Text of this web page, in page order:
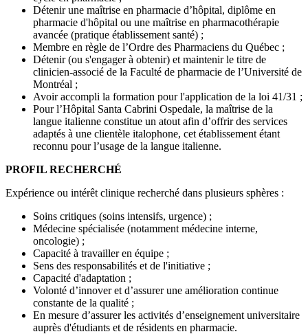
Détenir une maîtrise en pharmacie d’hôpital, diplôme en
pharmacie d'hôpital ou une maîtrise en pharmacothérapie
avancée (pratique établissement santé) ;
Membre en règle de l’Ordre des Pharmaciens du Québec ;
Détenir (ou s'engager à obtenir) et maintenir le titre de
clinicien-associé de la Faculté de pharmacie de l’Université de
Montréal ;
Avoir accompli la formation pour l'application de la loi 41/31 ;
Pour l’Hôpital Santa Cabrini Ospedale, la maîtrise de la
langue italienne constitue un atout afin d’offrir des services
adaptés à une clientèle italophone, cet établissement étant
reconnu pour l’usage de la langue italienne.
PROFIL RECHERCHÉ
Expérience ou intérêt clinique recherché dans plusieurs sphères :
Soins critiques (soins intensifs, urgence) ;
Médecine spécialisée (notamment médecine interne,
oncologie) ;
Capacité à travailler en équipe ;
Sens des responsabilités et de l'initiative ;
Capacité d'adaptation ;
Volonté d’innover et d’assurer une amélioration continue
constante de la qualité ;
En mesure d’assurer les activités d’enseignement universitaire
auprès d'étudiants et de résidents en pharmacie.